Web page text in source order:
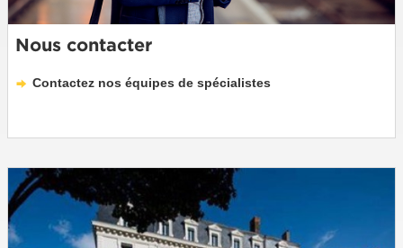
Nous contacter
Contactez nos équipes de spécialistes